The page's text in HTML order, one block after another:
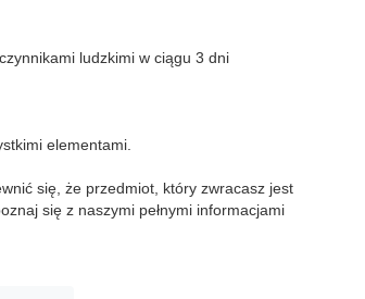
ludzkimi w ciągu 3 dni
elementami.
się, że przedmiot, który zwracasz jest
się z naszymi pełnymi informacjami